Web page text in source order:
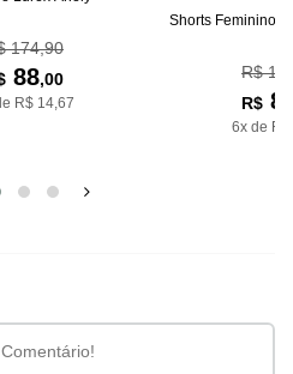
174,90
88,00
R$ 14,67
Shorts Feminino
R$
R$
6x de